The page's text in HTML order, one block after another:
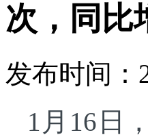
次，同比
发布时间：
1月16日